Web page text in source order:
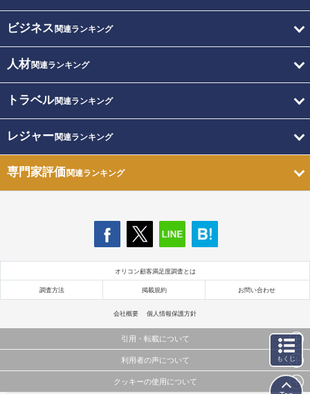
ビジネス 関連ランキング
人材関連ランキング
トラベル関連ランキング
レジャー関連ランキング
専門家評価関連ランキング
オリコン顧客満足度調査とは
調査方法 掲載規約 お問い合わせ
会社概要 個人情報保護方針
引用・転載について
当サイトで公開されている情報（文字、写真、イラスト、画像データ等）及びこれらの配置・
これらの情報を権利者の許可なく無断転載・複製などの二次利用を行うことは固く禁じており
利用者の声について
当サイトに掲載している内容はすべてサービスの利用者が提出された見解・感想です。
クッキーの使用について
もくじ